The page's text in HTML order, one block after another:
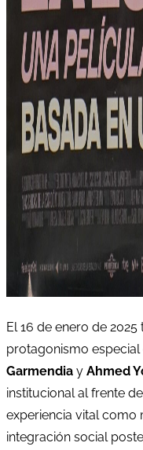
El 16 de enero de
protagonismo especial
Garmendia y Ahmed
institucional al frente
experiencia vital como
integración social